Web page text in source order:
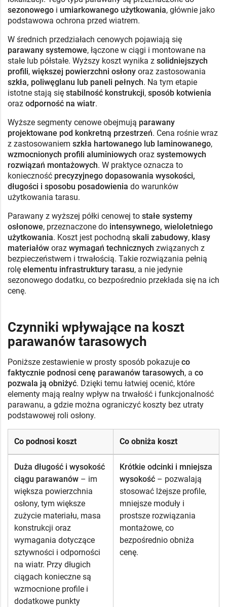
sezonowego i umiarkowanego użytkowania, głównie jako
podstawowa ochrona przed wiatrem.
W średnich przedziałach cenowych pojawiają się
parawany systemowe, łączone w ciągi i montowane na
stałe lub półstałe. Wyższy koszt wynika z solidniejszych
profili, większej powierzchni osłony oraz zastosowania
szkła, poliwęglanu lub paneli pełnych. Na tym etapie
istotne stają się stabilność konstrukcji, sposób kotwienia
oraz odporność na wiatr.
Wyższe segmenty cenowe obejmują parawany
projektowane pod konkretną przestrzeń. Cena rośnie wraz
z zastosowaniem szkła hartowanego lub laminowanego,
wzmocnionych profili aluminiowych oraz systemowych
rozwiązań montażowych. W praktyce oznacza to
konieczność precyzyjnego dopasowania wysokości,
długości i sposobu posadowienia do warunków
użytkowania tarasu.
Parawany z wyższej półki cenowej to stałe systemy
osłonowe, przeznaczone do intensywnego, wieloletniego
użytkowania. Koszt jest pochodną skali zabudowy, klasy
materiałów oraz wymagań technicznych związanych z
bezpieczeństwem i trwałością. Takie rozwiązania pełnią
rolę elementu infrastruktury tarasu, a nie jedynie
sezonowego dodatku, co bezpośrednio przekłada się na ich
cenę.
Czynniki wpływające na koszt
parawanów tarasowych
Poniższe zestawienie w prosty sposób pokazuje co
faktycznie podnosi cenę parawanów tarasowych, a co
pozwala ją obniżyć. Dzięki temu łatwiej ocenić, które
elementy mają realny wpływ na trwałość i funkcjonalność
parawanu, a gdzie można ograniczyć koszty bez utraty
podstawowej roli osłony.
Co podnosi koszt Co obniża koszt
Duża długość i wysokość
ciągu parawanów – im
większa powierzchnia
osłony, tym większe
zużycie materiału, masa
konstrukcji oraz
wymagania dotyczące
sztywności i odporności
na wiatr. Przy długich
ciągach konieczne są
wzmocnione profile i
dodatkowe punkty
Krótkie odcinki i mniejsza
wysokość – pozwalają
stosować lżejsze profile,
mniejsze moduły i
prostsze rozwiązania
montażowe, co
bezpośrednio obniża
cenę.